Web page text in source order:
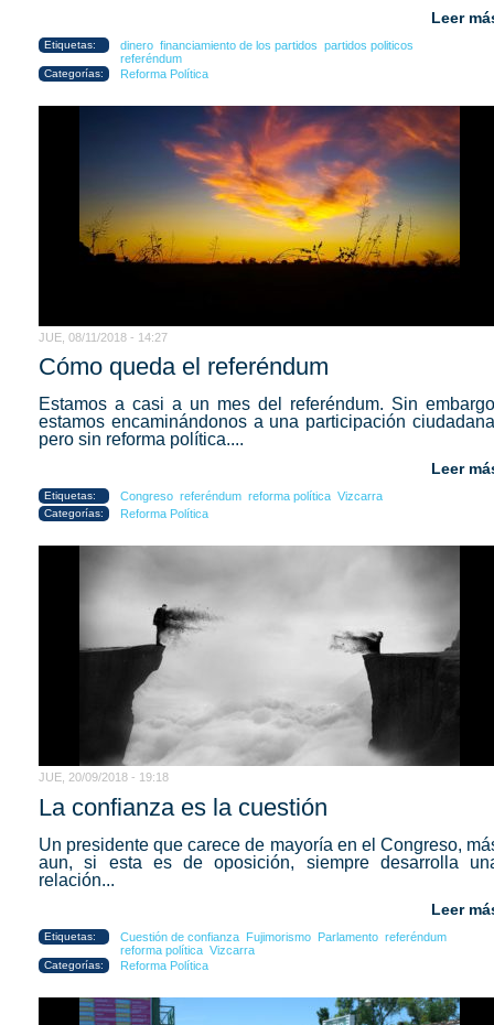
Leer
Etiquetas: dinero financiamiento de los partidos partidos politicos
referéndum
Categorías: Reforma Política
JUE, 08/11/2018 - 14:27
Cómo queda el referéndum
Estamos a casi a un mes del referéndum. Sin
estamos encaminándonos a una participación
pero sin reforma política....
Leer
Etiquetas: Congreso referéndum reforma política Vizcarra
Categorías: Reforma Política
JUE, 20/09/2018 - 19:18
La confianza es la cuestión
Un presidente que carece de mayoría en el Congreso,
aun, si esta es de oposición, siempre desarrolla
relación...
Leer
Etiquetas: Cuestión de confianza Fujimorismo Parlamento referéndum
reforma política Vizcarra
Categorías: Reforma Política